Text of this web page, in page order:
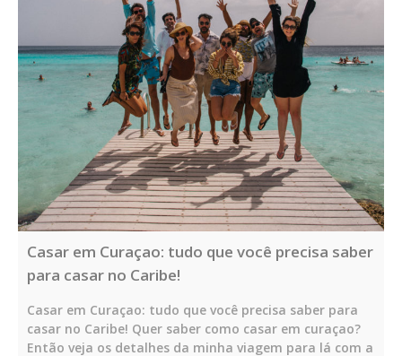
Casar em Curaçao: tudo que você precisa saber
para casar no Caribe!
Casar em Curaçao: tudo que você precisa saber para
casar no Caribe! Quer saber como casar em curaçao?
Então veja os detalhes da minha viagem para lá com a